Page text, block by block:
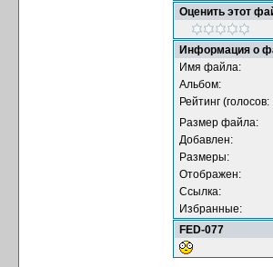
Оценить этот
Информация о
Имя файла:
Альбом:
Рейтинг (голосов:
Размер файла:
Добавлен:
Размеры:
Отображен:
Ссылка:
Избранные:
FED-077